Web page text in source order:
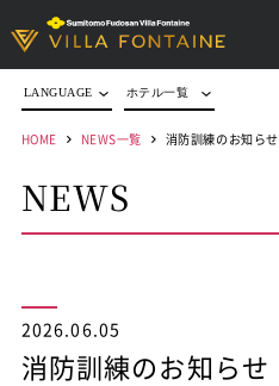
LANGUAGE ホテル一覧
HOME NEWS一覧 消防訓練のお知らせ
NEWS
2026.06.05
消防訓練のお知らせ